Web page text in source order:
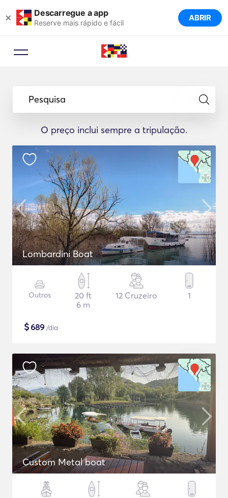
× Descarregue a app
Reserve mais rápido e fácil ABRIR
Pesquisa
O preço inclui sempre a tripulação.
Lombardini Boat
Outros
20 ft
6 m
12 Cruzeiro 1
$689 /dia
Custom Metal boat